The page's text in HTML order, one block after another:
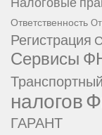
Ответственность
Регистрация
Сервисы
налогов
ГАРАНТ